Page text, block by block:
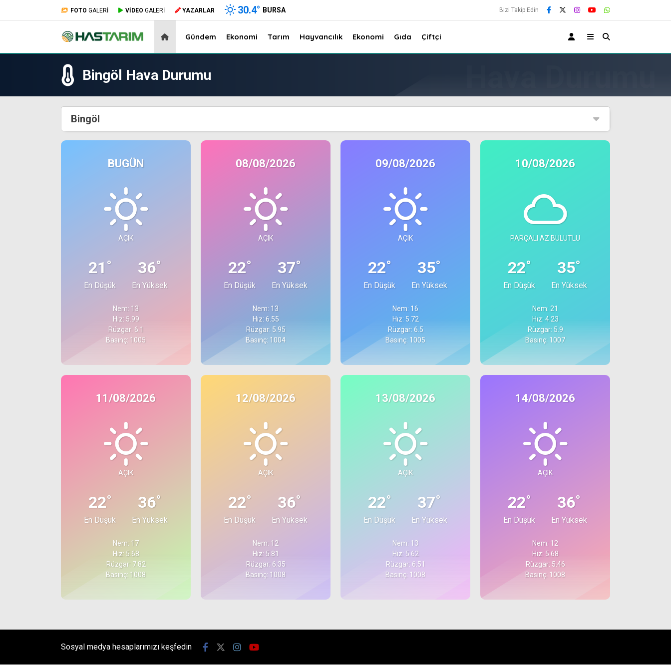
FOTO GALERİ VİDEO GALERİ YAZARLAR 30.4° BURSA Bizi Takip Edin
Gündem Ekonomi Tarım Hayvancılık Ekonomi Gıda Çiftçi
Bingöl Hava Durumu
Bingöl
BUGÜN
AÇIK
21°
En Düşük
36°
En Yüksek
Nem: 13
Hız: 5.99
Rüzgar: 6.1
Basınç: 1005
08/08/2026
AÇIK
22°
En Düşük
37°
En Yüksek
Nem: 13
Hız: 6.55
Rüzgar: 5.95
Basınç: 1004
09/08/2026
AÇIK
22°
En Düşük
35°
En Yüksek
Nem: 16
Hız: 5.72
Rüzgar: 6.5
Basınç: 1005
10/08/2026
PARÇALI AZ BULUTLU
22°
En Düşük
35°
En Yüksek
Nem: 21
Hız: 4.23
Rüzgar: 5.9
Basınç: 1007
11/08/2026
AÇIK
22°
En Düşük
36°
En Yüksek
Nem: 17
Hız: 5.68
Rüzgar: 7.82
Basınç: 1008
12/08/2026
AÇIK
22°
En Düşük
36°
En Yüksek
Nem: 12
Hız: 5.81
Rüzgar: 6.35
Basınç: 1008
13/08/2026
AÇIK
22°
En Düşük
37°
En Yüksek
Nem: 13
Hız: 5.62
Rüzgar: 6.51
Basınç: 1008
14/08/2026
AÇIK
22°
En Düşük
36°
En Yüksek
Nem: 12
Hız: 5.68
Rüzgar: 5.46
Basınç: 1008
Sosyal medya hesaplarımızı keşfedin